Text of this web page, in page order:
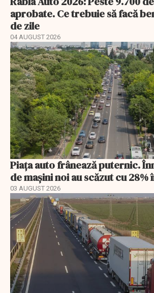
aprobate. Ce trebuie să facă
de zile
04 AUGUST 2026
Piața auto frânează puternic.
de mașini noi au scăzut cu 28%
03 AUGUST 2026